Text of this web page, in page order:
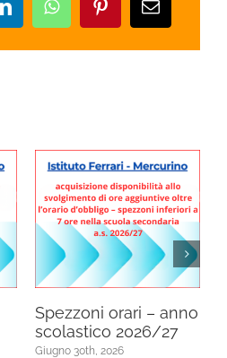
LinkedInWhatsAppPinterestEmail
Spezzoni orari – anno
scolastico 2026/27
Giugno 30th, 2026